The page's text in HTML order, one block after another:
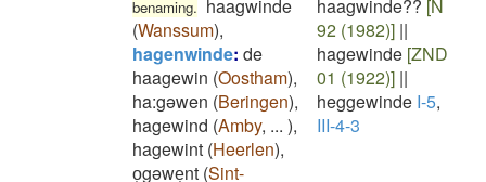
benaming. haagwinde
(Wanssum),
hagenwinde: de
haagewin (Oostham),
ha:gəwen (Beringen),
hagewind (Amby, ... ),
hagewint (Heerlen),
oͅgəweͅnt (Sint-
haagwinde?? [N
92 (1982)] ||
hagewinde [ZND
01 (1922)] ||
heggewinde I-5,
III-4-3